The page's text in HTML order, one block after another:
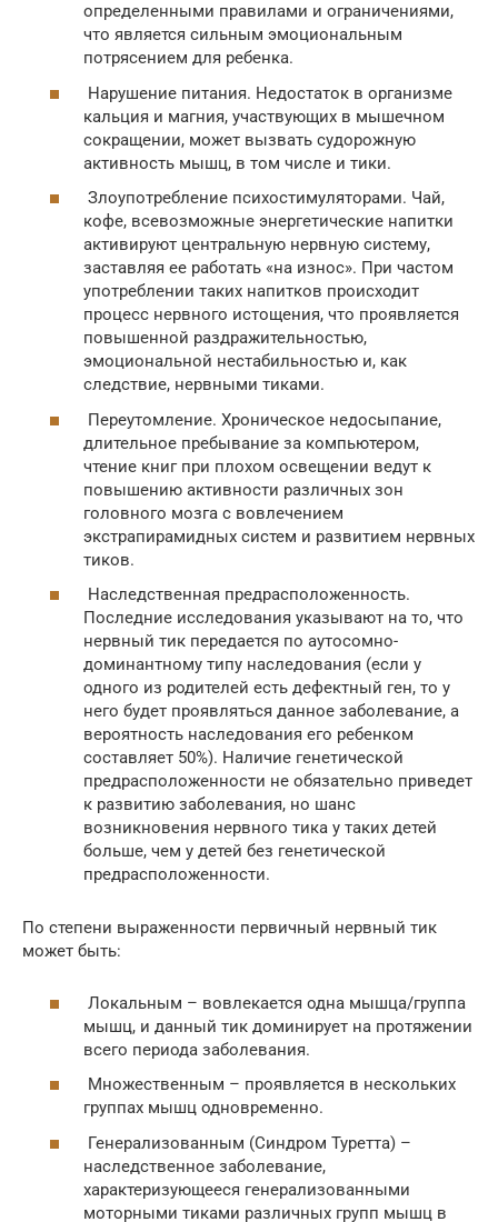
определенными правилами и ограничениями,
что является сильным эмоциональным
потрясением для ребенка.
Нарушение питания. Недостаток в организме
кальция и магния, участвующих в мышечном
сокращении, может вызвать судорожную
активность мышц, в том числе и тики.
Злоупотребление психостимуляторами. Чай,
кофе, всевозможные энергетические напитки
активируют центральную нервную систему,
заставляя ее работать «на износ». При частом
употреблении таких напитков происходит
процесс нервного истощения, что проявляется
повышенной раздражительностью,
эмоциональной нестабильностью и, как
следствие, нервными тиками.
Переутомление. Хроническое недосыпание,
длительное пребывание за компьютером,
чтение книг при плохом освещении ведут к
повышению активности различных зон
головного мозга с вовлечением
экстрапирамидных систем и развитием нервных
тиков.
Наследственная предрасположенность.
Последние исследования указывают на то, что
нервный тик передается по аутосомно-
доминантному типу наследования (если у
одного из родителей есть дефектный ген, то у
него будет проявляться данное заболевание, а
вероятность наследования его ребенком
составляет 50%). Наличие генетической
предрасположенности не обязательно приведет
к развитию заболевания, но шанс
возникновения нервного тика у таких детей
больше, чем у детей без генетической
предрасположенности.
По степени выраженности первичный нервный тик
может быть:
Локальным – вовлекается одна мышца/группа
мышц, и данный тик доминирует на протяжении
всего периода заболевания.
Множественным – проявляется в нескольких
группах мышц одновременно.
Генерализованным (Синдром Туретта) –
наследственное заболевание,
характеризующееся генерализованными
моторными тиками различных групп мышц в